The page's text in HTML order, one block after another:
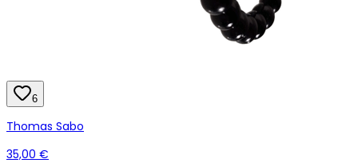
6
Thomas Sabo
35,00 €